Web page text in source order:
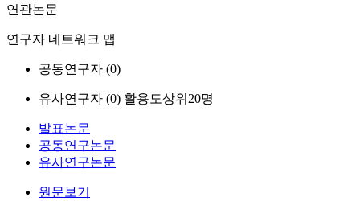
연관논문
연구자 네트워크 맵
공동연구자 (0)
유사연구자 (0) 활용도상위20명
발표논문
공동연구논문
유사연구논문
원문보기